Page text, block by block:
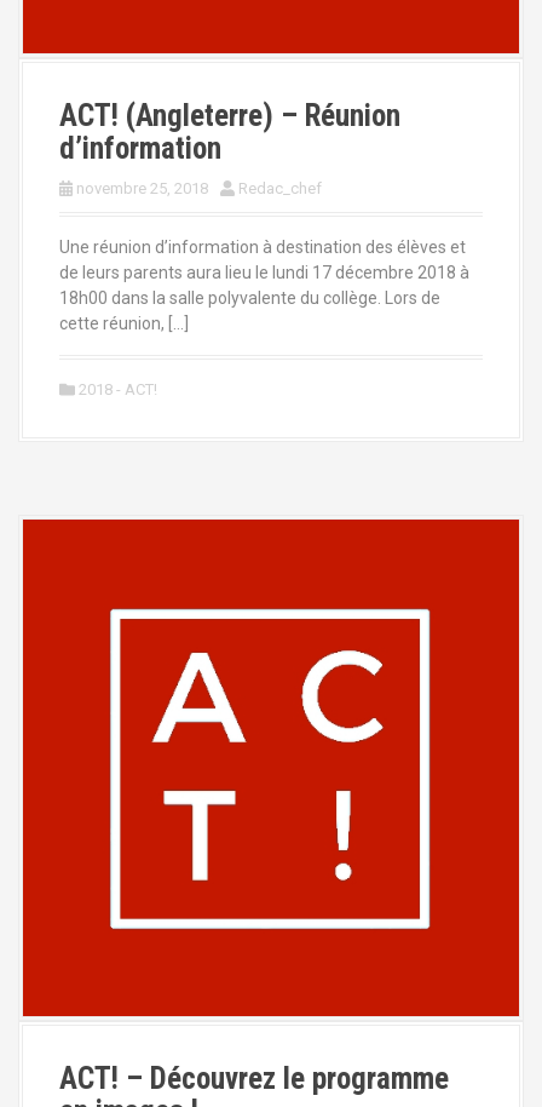
ACT! (Angleterre) – Réunion
d’information
novembre 25, 2018 Redac_chef
Une réunion d’information à destination des élèves et
de leurs parents aura lieu le lundi 17 décembre 2018 à
18h00 dans la salle polyvalente du collège. Lors de
cette réunion, […]
2018 - ACT!
ACT! – Découvrez le programme